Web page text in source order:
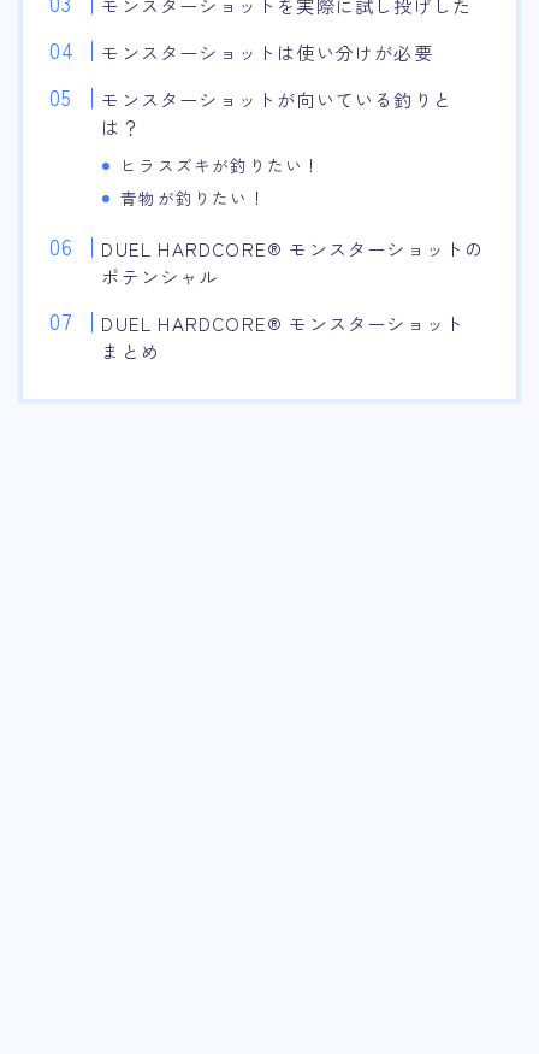
モンスターショットは使い分けが必要
モンスターショットが向いている釣りと
は？
ヒラスズキが釣りたい！
青物が釣りたい！
DUEL HARDCORE® モンスターショットの
ポテンシャル
DUEL HARDCORE® モンスターショット
まとめ